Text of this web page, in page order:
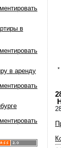
в
в аренду
*